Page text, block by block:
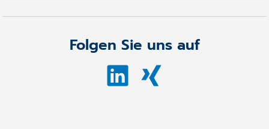
Folgen Sie uns auf